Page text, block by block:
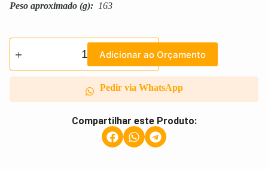
Peso aproximado (g): 163
Adicionar ao Orçamento
Pedir via WhatsApp
Compartilhar este Produto: